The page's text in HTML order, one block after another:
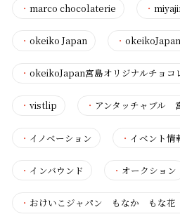
・ marco chocolaterie ・
・ okeiko Japan ・
・ okeikoJapan宮島オリジナルチョコ
・ vistlip ・ アンタッチャブル
・ イノベーション ・ イベント情
・ インバウンド ・ オークション
・ おけいこジャパン もなか もな花